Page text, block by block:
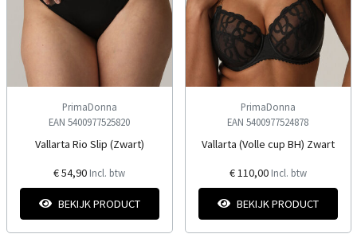
PrimaDonna
EAN 5400977525820
Vallarta Rio Slip (Zwart)
€ 54,90 Incl. btw
BEKIJK PRODUCT
PrimaDonna
EAN 5400977524878
Vallarta (Volle cup BH) Zwart
€ 110,00 Incl. btw
BEKIJK PRODUCT